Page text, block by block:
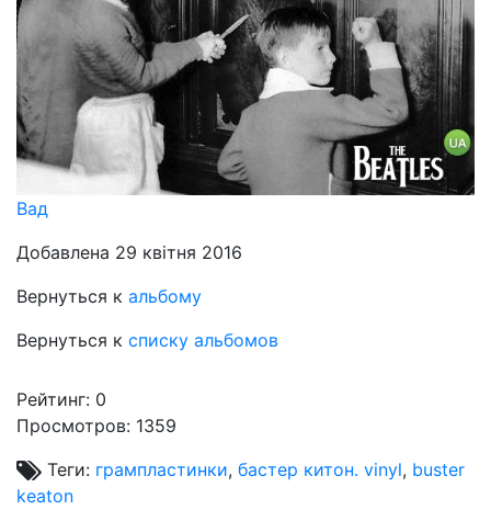
Вад
Добавлена 29 квітня 2016
Вернуться к альбому
Вернуться к списку альбомов
Рейтинг: 0
Просмотров: 1359
Теги: грампластинки, бастер китон. vinyl, buster
keaton